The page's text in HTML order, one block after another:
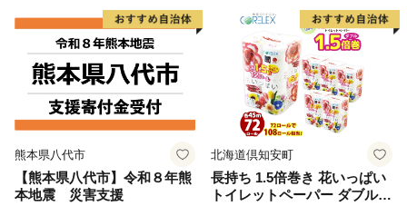
介
熊本県八代市
【熊本県八代市】令和８年熊
本地震 災害支援
北海道倶知安町
長持ち 1.5倍巻き 花いっぱい
トイレットペーパー ダブル 4